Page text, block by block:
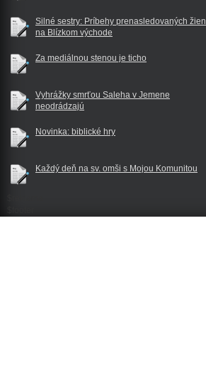
Silné sestry: Príbehy prenasledovaných žien
na Blízkom východe
Za mediálnou stenou je ticho
Vyhrážky smrťou Saleha v Jemene
neodrádzajú
Novinka: biblické hry
Každý deň na sv. omši s Mojou Komunitou